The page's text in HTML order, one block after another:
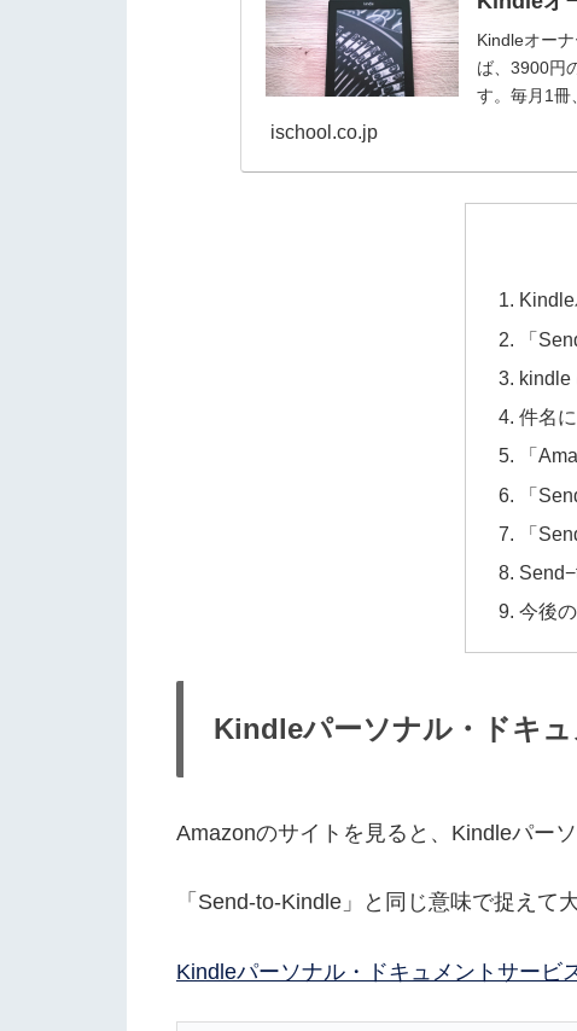
Kindleオー
ば、3900円
す。毎月1冊
ischool.co.jp
「
kindle
件名
「
「
「
今後
Kindleパーソナル・ドキ
Amazonのサイトを見ると、Kindleパー
「Send-to-Kindle」と同じ意味で捉えて
Kindleパーソナル・ドキュメントサービ